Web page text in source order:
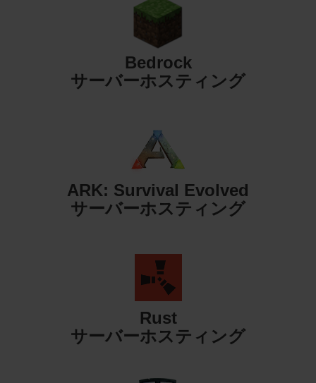
Bedrock
サーバーホスティング
ARK: Survival Evolved
サーバーホスティング
Rust
サーバーホスティング